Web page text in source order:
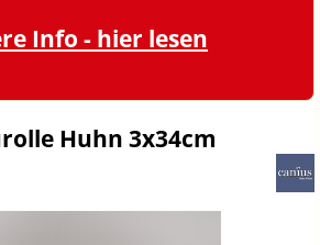
Info - hier lesen
Huhn 3x34cm